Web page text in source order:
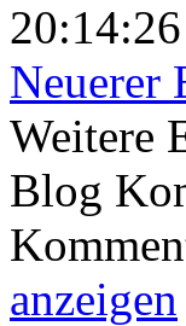
20:14:26
Neuerer
Weitere
Blog
anzeigen